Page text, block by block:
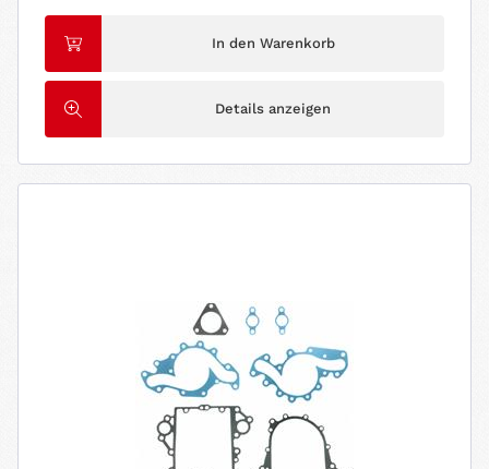
In den Warenkorb
Details anzeigen